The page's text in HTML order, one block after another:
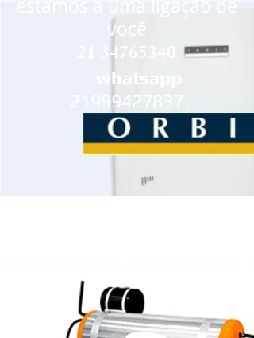
estamos a uma ligação de
você
21 34765340
whatsapp
21999427837